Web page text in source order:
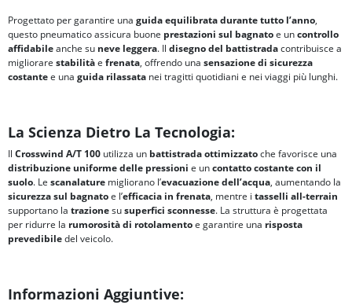
Progettato per garantire una guida equilibrata durante tutto l’anno,
questo pneumatico assicura buone prestazioni sul bagnatoe uncontrollo
affidabileanche su neve leggera. Il disegno del battistradacontribuisce a
migliorare stabilitàe frenata, offrendo una sensazione di sicurezza
costantee una guida rilassata nei tragitti quotidiani e nei viaggi più lunghi.
La Scienza Dietro La Tecnologia:
Il Crosswind A/T 100 utilizza un battistrada ottimizzatoche favorisce una
distribuzione uniforme delle pressioni e uncontatto costante con il
suolo. Le scanalature migliorano l’evacuazione dell’acqua, aumentando la
sicurezza sul bagnatoe l’efficacia in frenata, mentre i tasselli all-terrain
supportano la trazionesusuperfici sconnesse. La struttura è progettata
per ridurre la rumorosità di rotolamentoe garantire una risposta
prevedibiledel veicolo.
Informazioni Aggiuntive: